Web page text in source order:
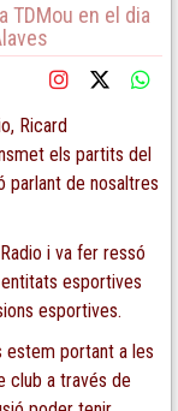
TDMou en el dia
Ricard
els partits del
parlant de nosaltres
i va fer ressó
esportives
esportives.
estem portant a les
club a través de